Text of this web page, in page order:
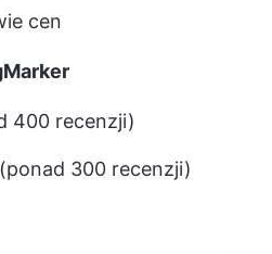
cen
400 recenzji)
300 recenzji)